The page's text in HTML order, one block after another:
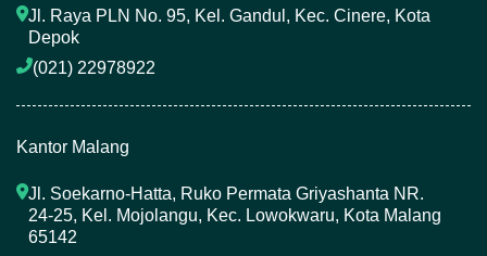
Jl. Raya PLN No. 95, Kel. Gandul, Kec. Cinere, Kota
Depok
(021) 22978922
Kantor Malang
Jl. Soekarno-Hatta, Ruko Permata Griyashanta NR.
24-25, Kel. Mojolangu, Kec. Lowokwaru, Kota Malang
65142